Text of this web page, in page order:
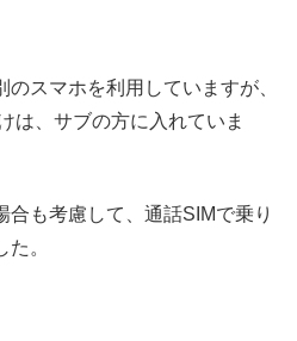
スマホを利用していますが、
は、サブの方に入れていま
も考慮して、通話SIMで乗り
。